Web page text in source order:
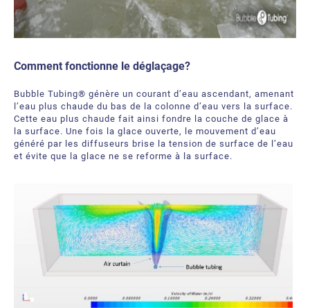
Comment fonctionne le déglaçage?
Bubble Tubing® génère un courant d’eau ascendant, amenant
l’eau plus chaude du bas de la colonne d’eau vers la surface.
Cette eau plus chaude fait ainsi fondre la couche de glace à
la surface. Une fois la glace ouverte, le mouvement d’eau
généré par les diffuseurs brise la tension de surface de l’eau
et évite que la glace ne se reforme à la surface.